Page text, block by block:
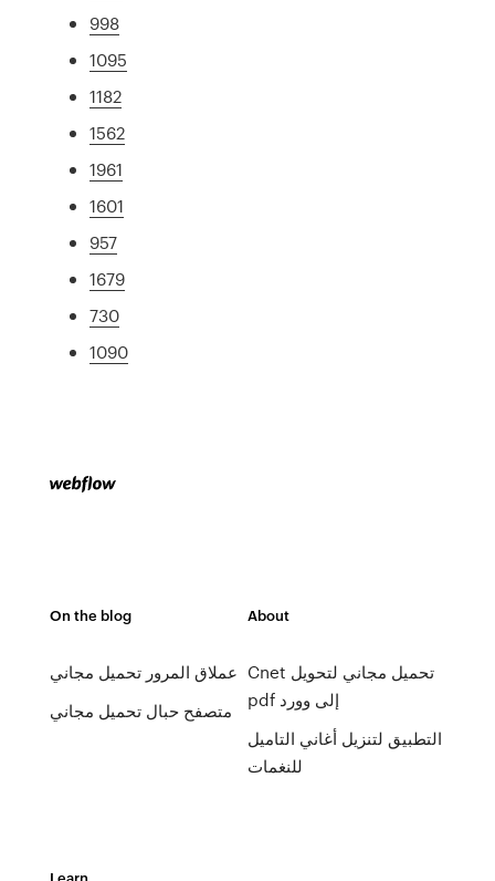
998
1095
1182
1562
1961
1601
957
1679
730
1090
On the blog
عملاق المرور تحميل مجاني
متصفح حبال تحميل مجاني
About
Cnet تحميل مجاني لتحويل
pdf إلى وورد
التطبيق لتنزيل أغاني التاميل
للنغمات
Learn